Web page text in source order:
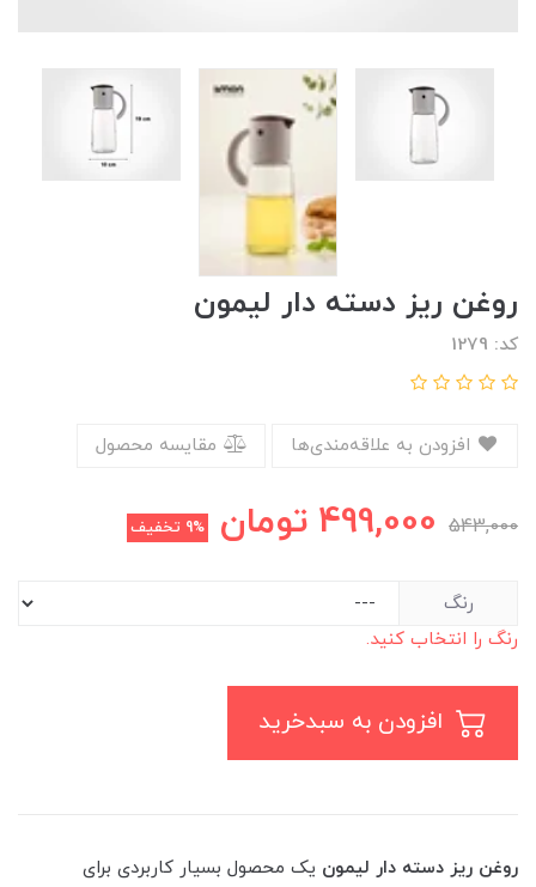
روغن ریز دسته دار لیمون
کد: 1279
مقایسه محصول
543,000
499,000 تومان 9% تخفیف
رنگ
رنگ را انتخاب کنید.
روغن ریز دسته دار لیمون یک محصول بسیار کاربردی برای